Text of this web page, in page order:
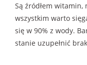
Są źródłem witamin,
wszystkim warto
się w 90% z wody.
stanie uzupełnić